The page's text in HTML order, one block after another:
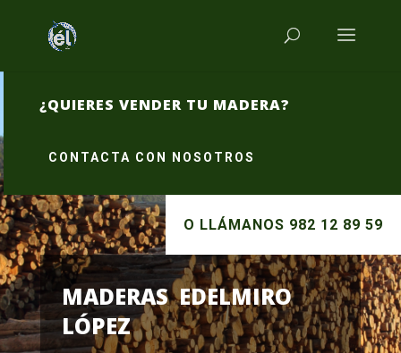
¿QUIERES VENDER TU MADERA?
CONTACTA CON NOSOTROS
O LLÁMANOS 982 12 89 59
MADERAS EDELMIRO
LÓPEZ